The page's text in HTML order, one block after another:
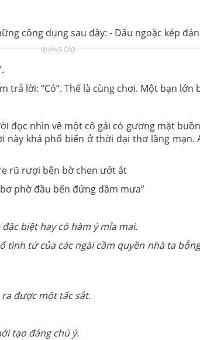
công dụng sau đây: - Dấu ngoặc kép
QUẢNG CÁO
lời: “Có”. Thế là cùng chơi. Một bạn lớn
nhìn về một cô gái có gương mặt buồn
khá phổ biến ở thời đại thơ lãng
rũ rượi bên bờ chen ướt át
phờ đầu bến đứng dầm mưa”
biệt hay có hàm ý mỉa mai.
tứ của các ngài cầm quyền nhà ta
được một tấc sắt.
tạo đáng chú ý.